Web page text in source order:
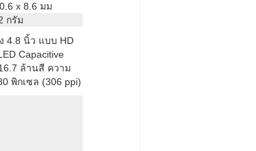
x 8.6 มม
กรัม
4.8 นิ้ว แบบ HD
Capacitive
ล้านสี ความ
พิกเซล (306 ppi)